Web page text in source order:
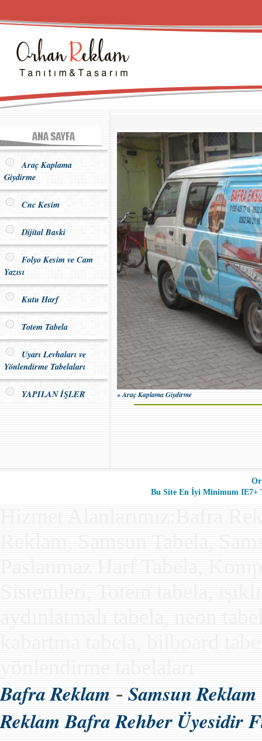
Araç Kaplama
Giydirme
Cnc Kesim
Dijital Baski
Folyo Kesim ve Cam
Yazısı
Kutu Harf
Totem Tabela
Uyarı Levhaları ve
Yönlendirme Tabelaları
YAPILAN İŞLER » Araç Kaplama Giydirme
Bu Site En İyi Minimum IE7+
Bafra Reklam - Samsun Reklam
Reklam Bafra Rehber Üyesidir